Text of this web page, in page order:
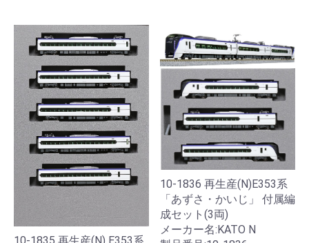
10-1836 再生産(N)E353系
「あずさ・かいじ」 付属編
成セット(3両)
メーカー名:KATO N